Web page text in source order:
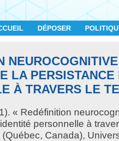
DÉPOSER
LA
À TRAVERS LE
« Redéfinition
personnelle à
Canada),